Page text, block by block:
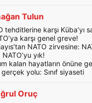
Tulun
tehditlerine karşı Küba’yı
karşı genel greve!
NATO zirvesine:
NATO’yu yık!
kalan hayatların önüne
yolu: Sınıf siyaseti
Oruç